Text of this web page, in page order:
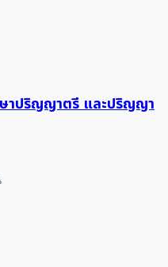
าปริญญาตรี และปริญญา